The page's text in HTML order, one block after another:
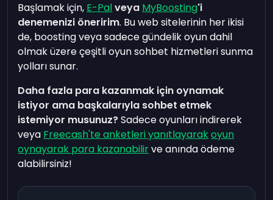
Başlamak için, E-Palveya MyBoosting'i
denemenizi öneririm. Bu web sitelerinin her ikisi
de, boosting veya sadece gündelik oyun dahil
olmak üzere çeşitli oyun sohbet hizmetleri sunma
yolları sunar.
Daha fazla para kazanmak için oynamak
istiyor ama başkalarıyla sohbet etmek
istemiyor musunuz?Sadece oyunları indirerek
veya Freecash'te anketleri yanıtlayarakoyun
oynayarak para kazanabilirve anında ödeme
alabilirsiniz!